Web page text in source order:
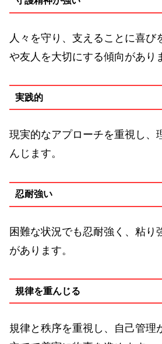
人々を守り、支えることに喜び
や友人を大切にする傾向があり
実践的
現実的なアプローチを重視し、
んじます。
忍耐強い
困難な状況でも忍耐強く、粘り
があります。
規律を重んじる
規律と秩序を重視し、自己管理